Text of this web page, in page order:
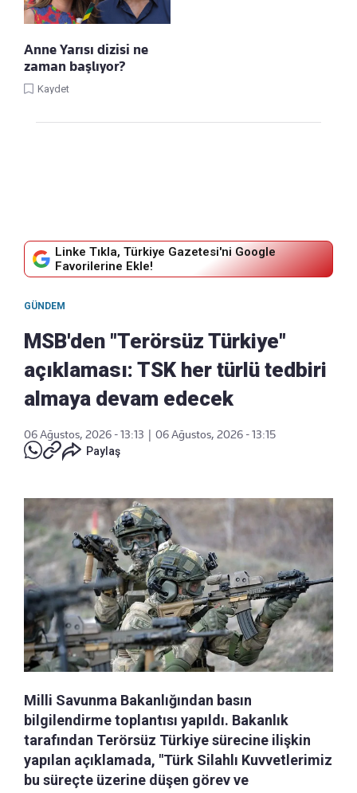
Anne Yarısı dizisi ne
zaman başlıyor?
Kaydet
Linke Tıkla, Türkiye Gazetesi'ni Google
Favorilerine Ekle!
GÜNDEM
MSB'den "Terörsüz Türkiye"
açıklaması: TSK her türlü tedbiri
almaya devam edecek
06 Ağustos, 2026 - 13:13
06 Ağustos, 2026 - 13:15
Paylaş
Milli Savunma Bakanlığından basın
bilgilendirme toplantısı yapıldı. Bakanlık
tarafından Terörsüz Türkiye sürecine ilişkin
yapılan açıklamada, "Türk Silahlı Kuvvetlerimiz
bu süreçte üzerine düşen görev ve